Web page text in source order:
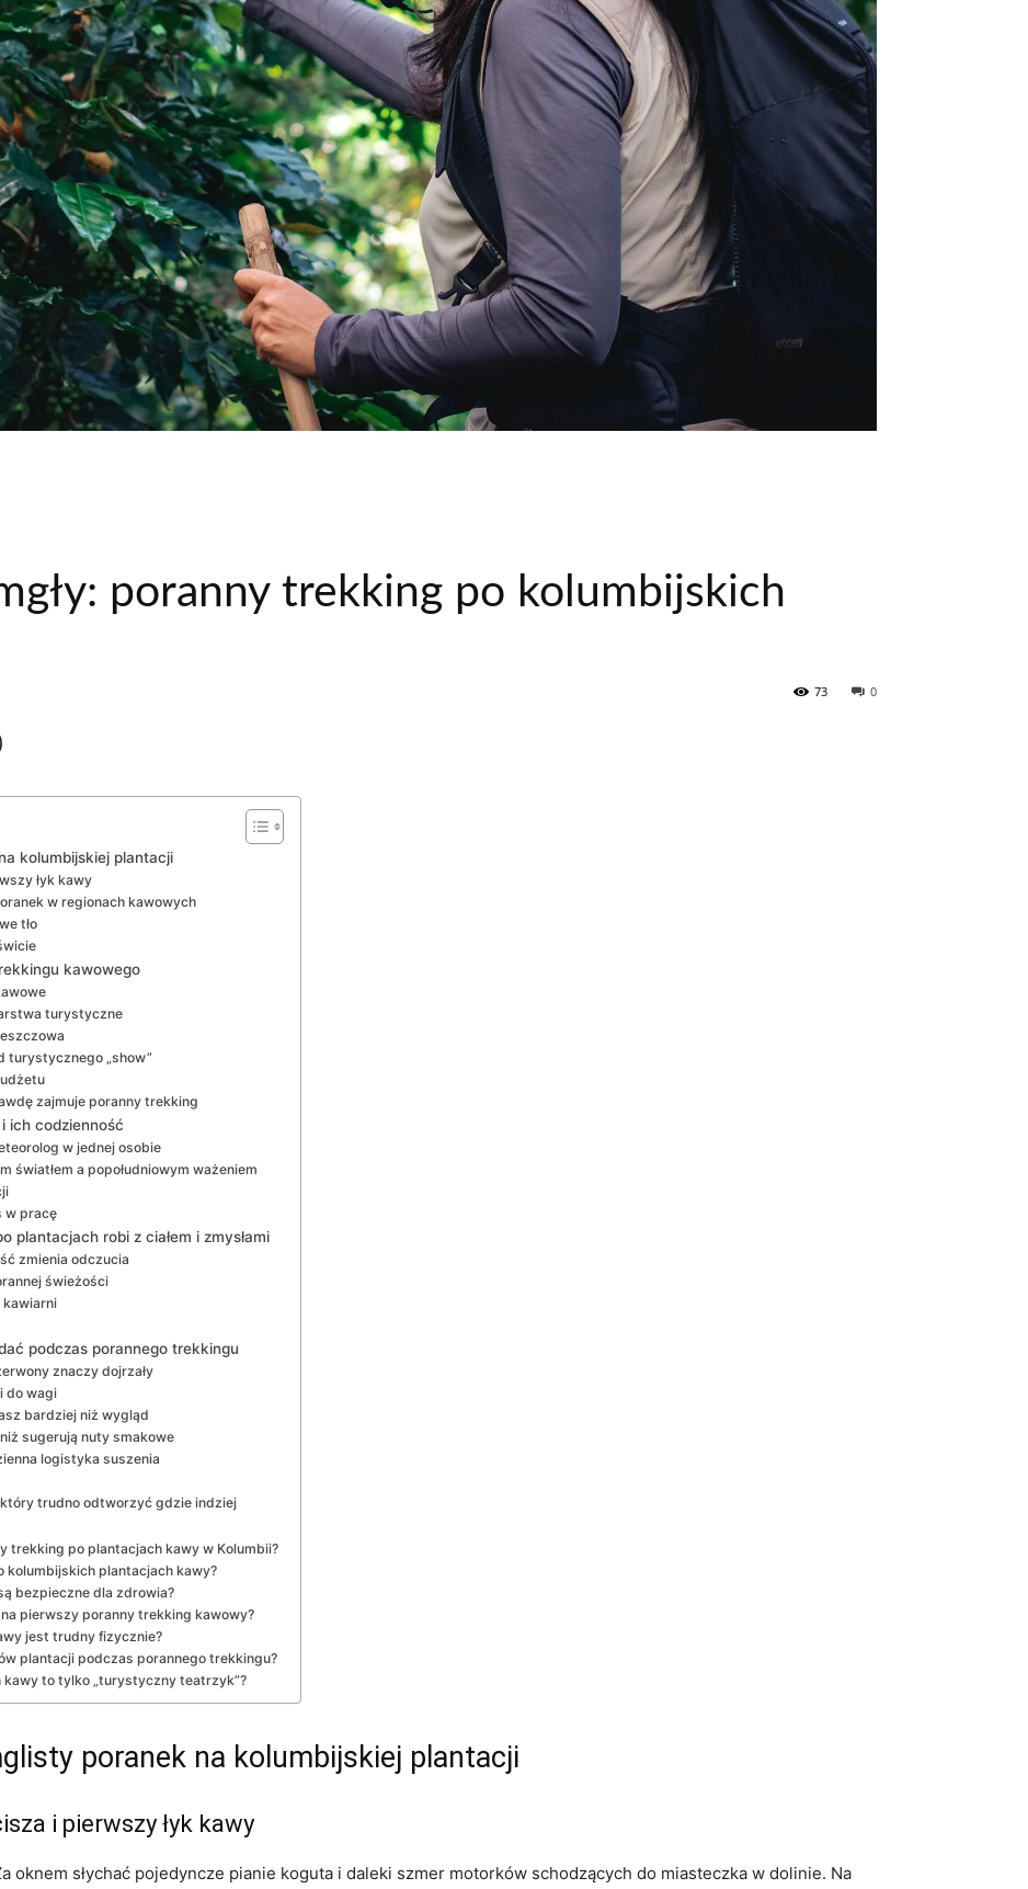
poranny trekking po kolumbijskich
0
73
kolumbijskiej plantacji
łyk kawy
w regionach kawowych
tło
kawowego
turystyczne
turystycznego „show”
zajmuje poranny trekking
ich codzienność
w jednej osobie
światłem a popołudniowym ważeniem
w pracę
plantacjach robi z ciałem i zmysłami
zmienia odczucia
świeżości
kawiarni
podczas porannego trekkingu
znaczy dojrzały
do wagi
bardziej niż wygląd
sugerują nuty smakowe
logistyka suszenia
trudno odtworzyć gdzie indziej
trekking po plantacjach kawy w Kolumbii?
kolumbijskich plantacjach kawy?
bezpieczne dla zdrowia?
pierwszy poranny trekking kawowy?
jest trudny fizycznie?
plantacji podczas porannego trekkingu?
to tylko „turystyczny teatrzyk”?
poranek na kolumbijskiej plantacji
i pierwszy łyk kawy
oknem słychać pojedyncze pianie koguta i daleki szmer motorków schodzących do miasteczka w dolinie. Na